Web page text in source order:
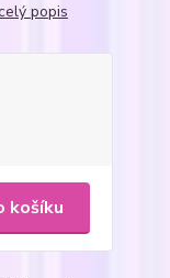
popis
košíku